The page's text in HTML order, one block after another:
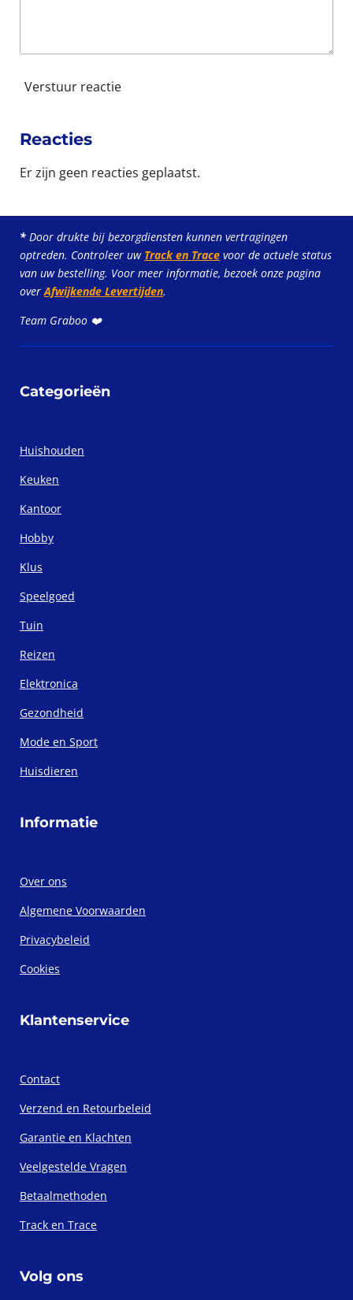
Verstuur reactie
Reacties
Er zijn geen reacties geplaatst.
* Door drukte bij bezorgdiensten kunnen vertragingen
optreden. Controleer uw Track en Trace voor de actuele status
van uw bestelling. Voor meer informatie, bezoek onze pagina
overAfwijkende Levertijden.
Team Graboo ❤️
Categorieën
Huishouden
Keuken
Kantoor
Hobby
Klus
Speelgoed
Tuin
Reizen
Elektronica
Gezondheid
Mode en Sport
Huisdieren
Informatie
Over ons
Algemene Voorwaarden
Privacybeleid
Cookies
Klantenservice
Contact
Verzend en Retourbeleid
Garantie en Klachten
Veelgestelde Vragen
Betaalmethoden
Track en Trace
Volg ons